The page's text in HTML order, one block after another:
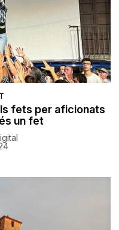
fets per aficionats
un fet